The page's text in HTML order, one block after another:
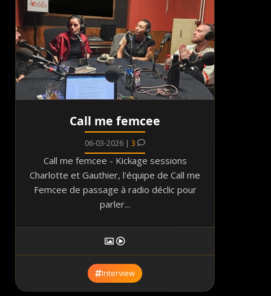
Call me femcee
06-03-2026 | 3
Call me femcee - Kickage sessions
Charlotte et Gauthier, l'équipe de Call me
Femcee de passage à radio déclic pour
parler...
Interview